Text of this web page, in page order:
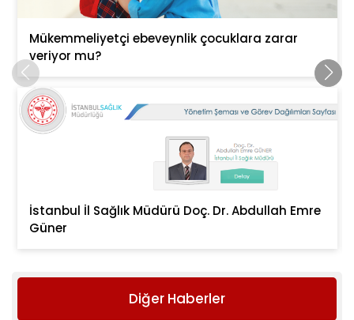
Mükemmeliyetçi ebeveynlik çocuklara zarar
veriyor mu?
İstanbul İl Sağlık Müdürü Doç. Dr. Abdullah Emre
Güner
Diğer Haberler